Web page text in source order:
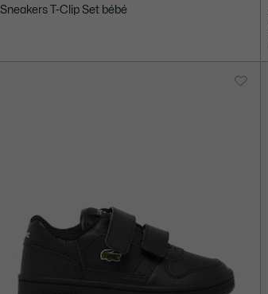
Sneakers T-Clip Set bébé